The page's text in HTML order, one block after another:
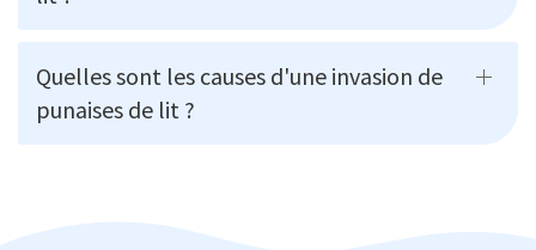
Quelles sont les causes d'une invasion de
punaises de lit ?